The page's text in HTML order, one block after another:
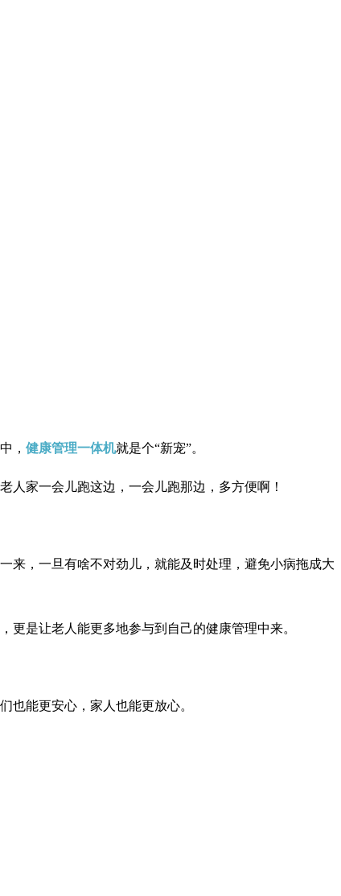
， 健康管理一体机就是个“新宠”。
人家一会儿跑这边，一会儿跑那边，多方便啊！
来，一旦有啥不对劲儿，就能及时处理，避免小病拖成大
更是让老人能更多地参与到自己的健康管理中来。
也能更安心，家人也能更放心。